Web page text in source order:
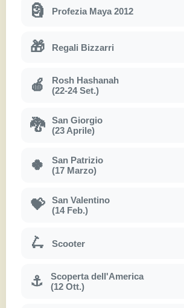
🗿 Profezia Maya 2012
🎁 Regali Bizzarri
🍎
Rosh Hashanah
(22-24 Set.)
🐉
San Giorgio
(23 Aprile)
🍀
San Patrizio
(17 Marzo)
💝
San Valentino
(14 Feb.)
🛴 Scooter
⚓
Scoperta dell'America
(12 Ott.)